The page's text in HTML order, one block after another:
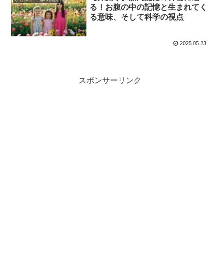
る！お腹の中の記憶と生まれてく
る意味、そして科学の視点
2025.05.23
スポンサーリンク